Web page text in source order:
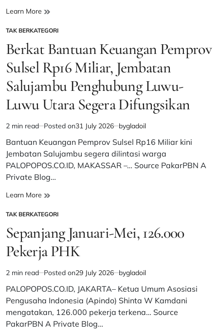
Learn More 2
UKJP
“The
Right
Choice”
Tempat
Kuliah
POSTED
IN
TAK BERKATEGORI
Berkat Bantuan Keuangan Pemprov
Sulsel Rp16 Miliar, Jembatan
Salujambu Penghubung Luwu-
Luwu Utara Segera Difungsikan
Estimated
read
time
2 min read Posted on31 July 2026 bygladoil
Bantuan Keuangan Pemprov Sulsel Rp16 Miliar kini
Jembatan Salujambu segera dilintasi warga
PALOPOPOS.CO.ID, MAKASSAR –… Source PakarPBN A
Private Blog…
Learn More Berkat
Keuangan
Sulsel
Rp16
Miliar,
Salujambu
Penghubung
Luwu-
Utara
Segera
POSTED
IN
TAK BERKATEGORI
Sepanjang Januari-Mei, 126.000
Pekerja PHK
Estimated
read
time
2 min read Posted on29 July 2026 bygladoil
PALOPOPOS.CO.ID, JAKARTA– Ketua Umum Asosiasi
Pengusaha Indonesia (Apindo) Shinta W Kamdani
mengatakan, 126.000 pekerja terkena… Source
PakarPBN A Private Blog…